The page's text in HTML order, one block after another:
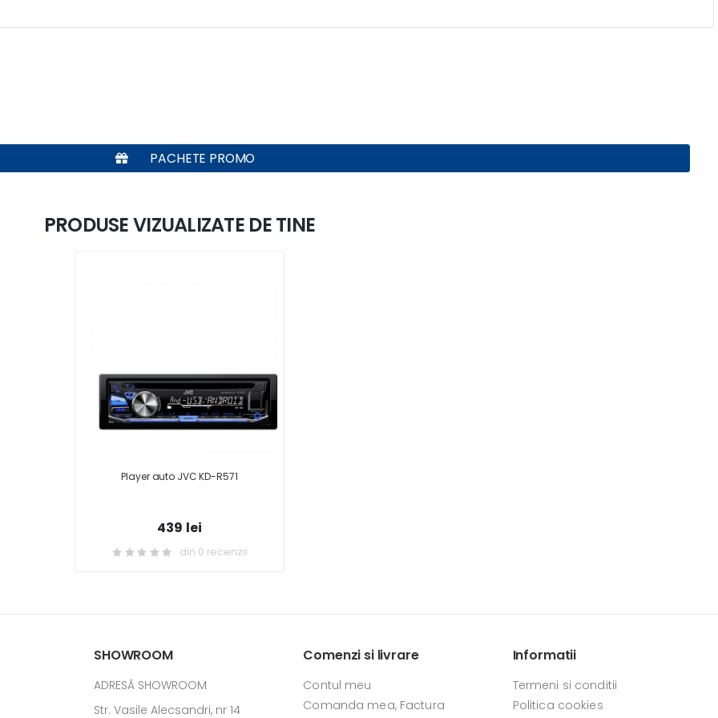
PACHETE PROMO
PRODUSE VIZUALIZATE DE TINE
Player auto JVC KD-R571
439 lei
din 0 recenzii
SHOWROOM
ADRESĂ SHOWROOM
Str. Vasile Alecsandri, nr 14
Comenzi si livrare
Contul meu
Comanda mea, Factura
Informatii
Termeni si conditii
Politica cookies